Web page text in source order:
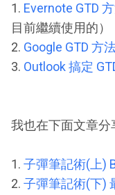
1. Evernote GTD
目前繼續使用的）
2. Google GTD 方
3. Outlook 搞定
我也在下面文章分
1. 子彈筆記術(上)
2. 子彈筆記術(下)